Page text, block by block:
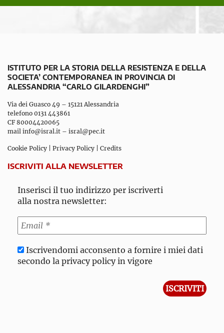
ISTITUTO PER LA STORIA DELLA RESISTENZA E DELLA
SOCIETA’ CONTEMPORANEA IN PROVINCIA DI
ALESSANDRIA “CARLO GILARDENGHI”
Via dei Guasco 49 – 15121 Alessandria
telefono 0131 443861
CF 80004420065
mail info@isral.it – isral@pec.it
Cookie Policy Privacy Policy Credits
ISCRIVITI ALLA NEWSLETTER
Inserisci il tuo indirizzo per iscriverti
alla nostra newsletter:
Iscrivendomi acconsento a fornire i miei dati
secondo la privacy policy in vigore